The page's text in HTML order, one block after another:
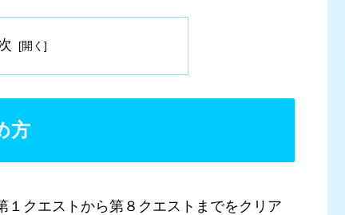
方
クエストから第８クエストまでをクリア